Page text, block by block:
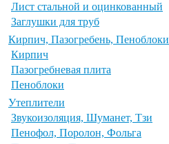
Лист стальной и оцинкованный
Заглушки для труб
Кирпич, Пазогребень, Пеноблоки
Кирпич
Пазогребневая плита
Пеноблоки
Утеплители
Звукоизоляция, Шуманет, Тзи
Пенофол, Поролон, Фольга